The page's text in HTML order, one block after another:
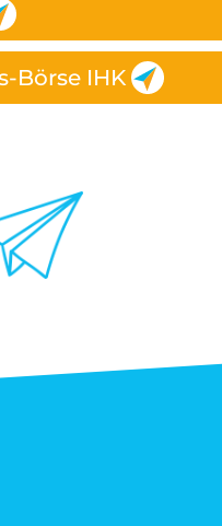
Börse IHK